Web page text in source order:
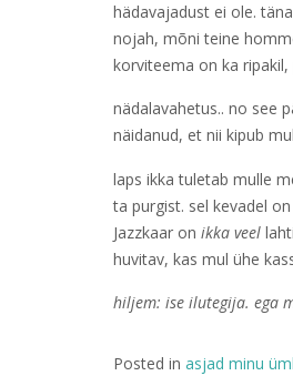
hädavajadust ei ole.
nojah, mõni teine
korviteema on ka
nädalavahetus.. no see
näidanud, et nii kipub
laps ikka tuletab mulle
ta purgist. sel kevadel
Jazzkaar on ikka veel
huvitav, kas mul ühe
hiljem: ise ilutegija. ega
Posted in asjad minu